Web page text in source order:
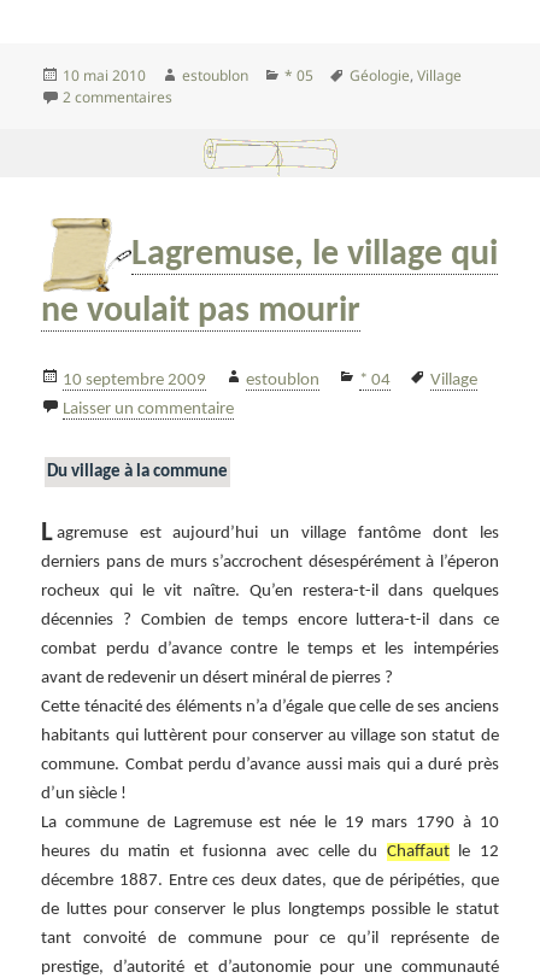
Publié
le
10 mai 2010 Auteur
estoublon Catégories
* 05
Mots-
Géologie,Village
2 commentaires
Lagremuse, le village qui
ne voulait pas mourir
Publié
le
10 septembre 2009 Auteur
estoublon Catégories
* 04
Mots-
Village
Laisser un commentairesur Lagremuse, le village qui ne voulait
Du village à la commune
L agremuse est aujourd’hui un village fantôme dont les
derniers pans de murs s’accrochent désespérément à l’éperon
rocheux qui le vit naître. Qu’en restera-t-il dans quelques
décennies ? Combien de temps encore luttera-t-il dans ce
combat perdu d’avance contre le temps et les intempéries
avant de redevenir un désert minéral de pierres ?
Cette ténacité des éléments n’a d’égale que celle de ses anciens
habitants qui luttèrent pour conserver au village son statut de
commune. Combat perdu d’avance aussi mais qui a duré près
d’un siècle !
La commune de Lagremuse est née le 19 mars 1790 à 10
heures du matin et fusionna avec celle du Chaffautle 12
décembre 1887. Entre ces deux dates, que de péripéties, que
de luttes pour conserver le plus longtemps possible le statut
tant convoité de commune pour ce qu’il représente de
prestige, d’autorité et d’autonomie pour une communauté